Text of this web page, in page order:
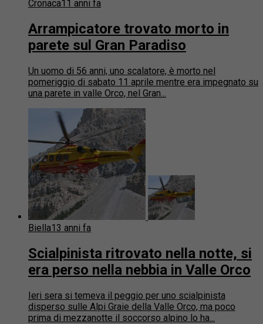
Cronaca11 anni fa
Arrampicatore trovato morto in
parete sul Gran Paradiso
Un uomo di 56 anni, uno scalatore, è morto nel
pomeriggio di sabato 11 aprile mentre era impegnato su
una parete in valle Orco, nel Gran...
Biella13 anni fa
Scialpinista ritrovato nella notte, si
era perso nella nebbia in Valle Orco
Ieri sera si temeva il peggio per uno scialpinista
disperso sulle Alpi Graie della Valle Orco, ma poco
prima di mezzanotte il soccorso alpino lo ha...